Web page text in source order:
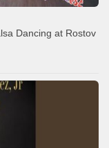
Dancing at Rostov